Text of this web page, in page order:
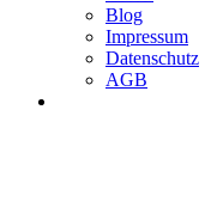
Blog
Impressum
Datenschutz
AGB